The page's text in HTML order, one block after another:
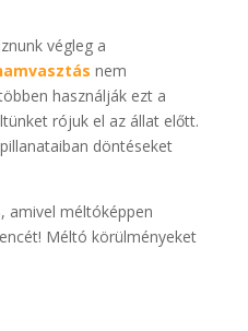
végleg a
nem
használják ezt a
rójuk el az állat előtt.
döntéseket
amivel méltóképpen
Méltó körülményeket